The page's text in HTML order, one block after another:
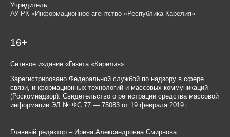
Учредитель:
АУ РК «Информационное агентство «Республика Карелия»
16+
Сетевое издание «Газета «Карелия»
Зарегистрировано Федеральной службой по надзору в сфере
связи, информационных технологий и массовых коммуникаций
(Роскомнадзор). Свидетельство о регистрации средства массовой
информации ЭЛ № ФС 77 — 75083 от 19 февраля 2019 г.
Главный редактор – Ирина Александровна Смирнова.